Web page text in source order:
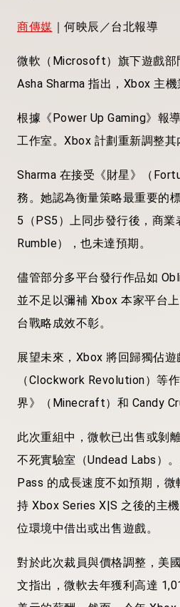
商傳媒 ｜何映辰／台北報導
微軟（Microsoft）旗下遊戲部
Asha Sharma 指出，Xbox 主
根據《Power Up Gaming》報
工作室。Xbox 計劃重新調整
Sharma 在接受《財星》（
務。她認為衡量策略最重要的
5（PS5）上同步發行後，商
Rumble），也未達預期。
儘管部分多平台發行作品如
並不足以彌補 Xbox 本家平台
台戰略成效不彰。
展望未來，Xbox 將回歸獨佔
（Clockwork Revolution）等
界》（Minecraft）和 Candy
此次重組中，微軟已出售或剝
不死實驗室（Undead Labs）
Pass 的成長速度不如預期，
持 Xbox Series X|S 之後的主
位環境中借出或出售遊戲。
對於此次裁員與價格調整，美
文指出，微軟去年獲利高達